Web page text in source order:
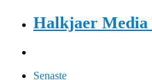
Halkjaer Media
Senaste